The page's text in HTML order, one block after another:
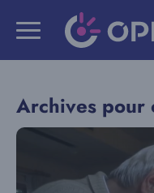
Archives pour